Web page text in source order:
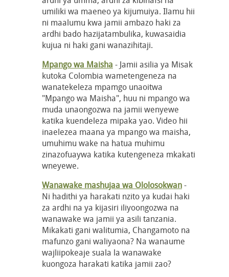
umiliki wa maeneo ya kijumuiya. Ilamu hii
ni maalumu kwa jamii ambazo haki za
ardhi bado hazijatambulika, kuwasaidia
kujua ni haki gani wanazihitaji.
Mpango wa Maisha - Jamii asilia ya Misak
kutoka Colombia wametengeneza na
wanatekeleza mpamgo unaoitwa
"Mpango wa Maisha", huu ni mpango wa
muda unaongozwa na jamii wenyewe
katika kuendeleza mipaka yao. Video hii
inaelezea maana ya mpango wa maisha,
umuhimu wake na hatua muhimu
zinazofuaywa katika kutengeneza mkakati
wneyewe.
Wanawake mashujaa wa Ololosokwan-
Ni hadithi ya harakati nzito ya kudai haki
za ardhi na ya kijasiri iliyoongozwa na
wanawake wa jamii ya asili tanzania.
Mikakati gani walitumia, Changamoto na
mafunzo gani waliyaona? Na wanaume
wajliipokeaje suala la wanawake
kuongoza harakati katika jamii zao?